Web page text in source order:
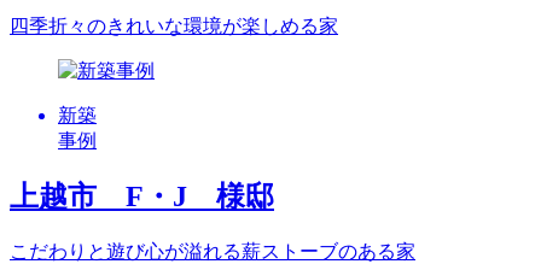
四季折々のきれいな環境が楽しめる家
新築
事例
上越市 F・J 様邸
こだわりと遊び心が溢れる薪ストーブのある家